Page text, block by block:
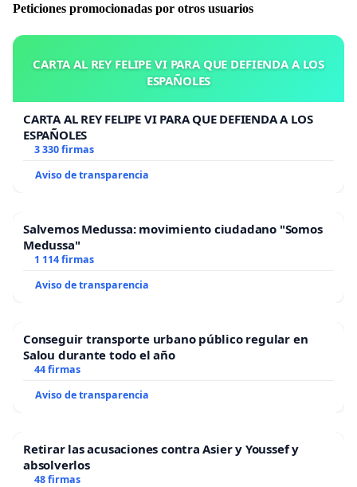
Peticiones promocionadas por otros usuarios
CARTA AL REY FELIPE VI PARA QUE DEFIENDA A LOS
ESPAÑOLES
CARTA AL REY FELIPE VI PARA QUE DEFIENDA A LOS
ESPAÑOLES
3 330 firmas
Aviso de transparencia
Salvemos Medussa: movimiento ciudadano "Somos
Medussa"
1 114 firmas
Aviso de transparencia
Conseguir transporte urbano público regular en
Salou durante todo el año
44 firmas
Aviso de transparencia
Retirar las acusaciones contra Asier y Youssef y
absolverlos
48 firmas